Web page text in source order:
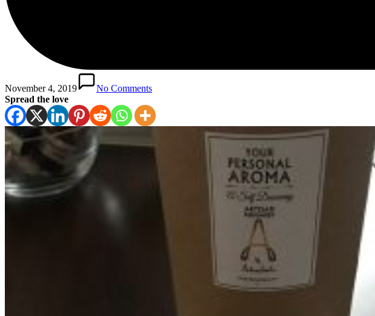
November 4, 2019
No Comments
Spread the love